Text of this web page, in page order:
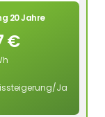
20 Jahre
€
Ja